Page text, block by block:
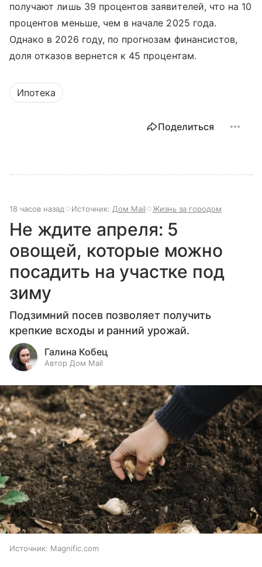
получают лишь 39 процентов заявителей, что на 10
процентов меньше, чем в начале 2025 года.
Однако в 2026 году, по прогнозам финансистов,
доля отказов вернется к 45 процентам.
Ипотека
Поделиться
18 часов назад Источник: Дом Mail Жизнь за городом
Не ждите апреля: 5
овощей, которые можно
посадить на участке под
зиму
Подзимний посев позволяет получить
крепкие всходы и ранний урожай.
Галина Кобец
Автор Дом Mail
Источник: Magnific.com